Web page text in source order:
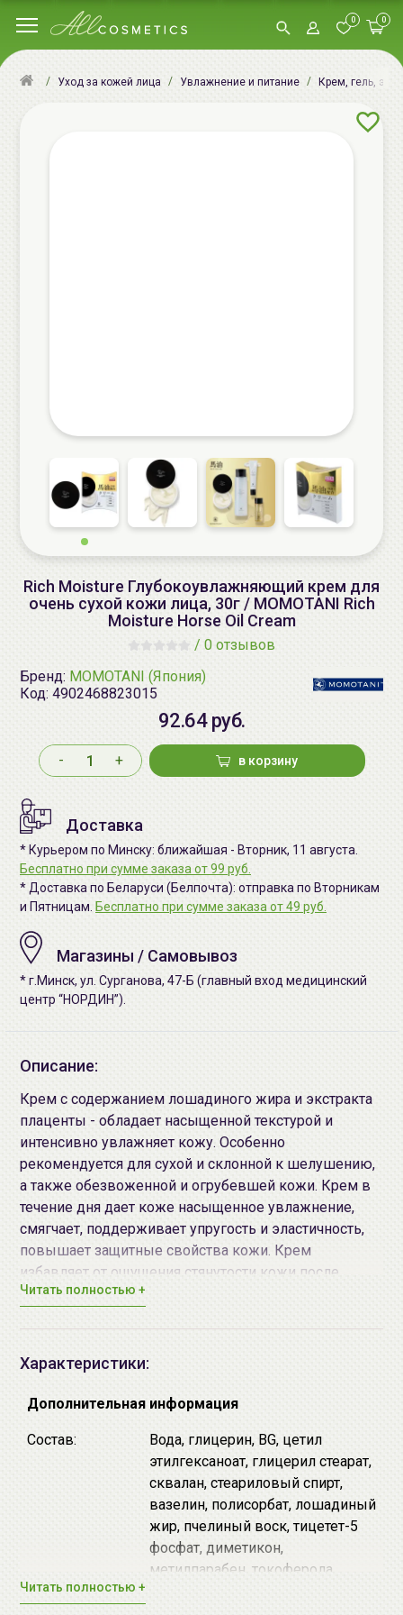
0 0
Уход за кожей лица Увлажнение и питание Крем, гель,
Rich Moisture Глубокоувлажняющий крем для
очень сухой кожи лица, 30г / MOMOTANI Rich
Moisture Horse Oil Cream
/ 0 отзывов
Бренд: MOMOTANI (Япония)
Код: 4902468823015
92.64 руб.
- + в корзину
Доставка
* Курьером по Минску: ближайшая - Вторник, 11 августа.
Бесплатно при сумме заказа от 99 руб.
* Доставка по Беларуси (Белпочта): отправка по Вторникам
и Пятницам. Бесплатно при сумме заказа от 49 руб.
Магазины / Самовывоз
* г.Минск, ул. Сурганова, 47-Б (главный вход медицинский
центр “НОРДИН”).
Описание:
Крем с содержанием лошадиного жира и экстракта
плаценты - обладает насыщенной текстурой и
интенсивно увлажняет кожу. Особенно
рекомендуется для сухой и склонной к шелушению,
а также обезвоженной и огрубевшей кожи. Крем в
течение дня дает коже насыщенное увлажнение,
смягчает, поддерживает упругость и эластичность,
повышает защитные свойства кожи. Крем
избавляет от ощущения стянутости кожи после
умывания. Может также использоваться для
Преимущества продукта:
Обладает высокой смягчающей способностью.
Поддерживает здоровье кожи, предотвращает
ее шероховатость и сухость.
Регулирует гидролипидный баланс.
Интенсивно смягчает и увлажняет даже очень
сухую кожу, делает ее упругой, свежей и
Легко впитывается.
Не содержит красителей, ароматизаторов.
Обладает слабой кислотностью.
Читать полностью +
Характеристики:
Дополнительная информация
Состав:
Вода, глицерин, BG, цетил
этилгексаноат, глицерил стеарат,
сквалан, стеариловый спирт,
вазелин, полисорбат, лошадиный
жир, пчелиный воск, тицетет-5
фосфат, диметикон,
метилпарабен, токоферола
Читать полностью +